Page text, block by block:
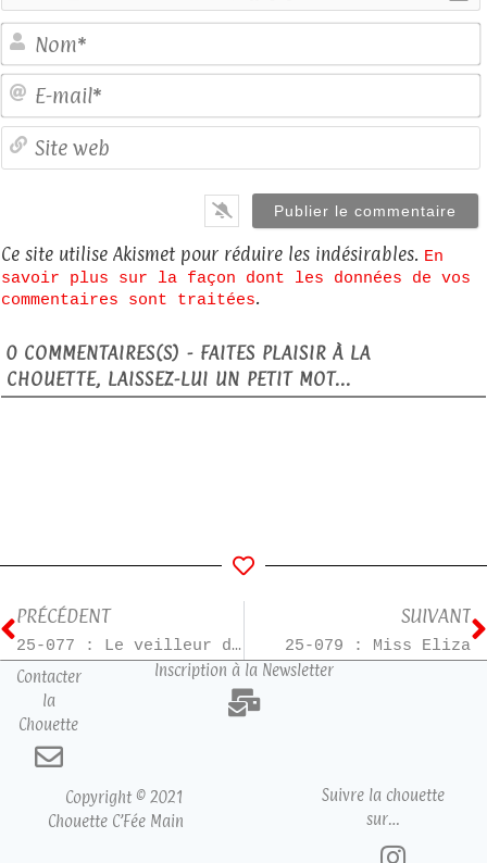
Ce site utilise Akismet pour réduire les indésirables. En
savoir plus sur la façon dont les données de vos
commentaires sont traitées.
0 COMMENTAIRES(S) - FAITES PLAISIR À LA
CHOUETTE, LAISSEZ-LUI UN PETIT MOT...
PRÉCÉDENT
25-077 : Le veilleur du lac
SUIVANT
25-079 : Miss Eliza
Contacter
la
Chouette
Inscription à la Newsletter
Copyright © 2021
Chouette C’Fée Main
Suivre la chouette
sur…